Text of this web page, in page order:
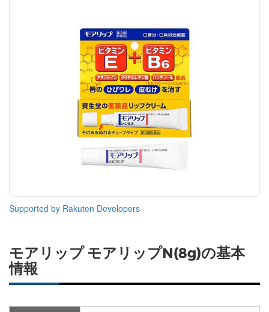
Supported by Rakuten Developers
モアリップ モアリップN(8g)の基本
情報